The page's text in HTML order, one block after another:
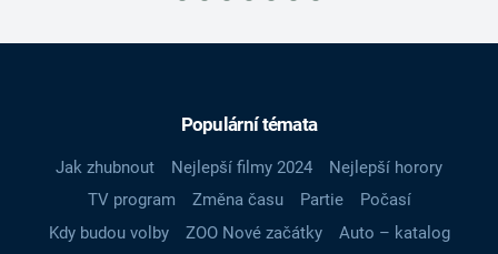
Populární témata
Jak zhubnout Nejlepší filmy 2024
Nejlepší horory
TV program
Změna času Partie
Počasí
Kdy budou volby
ZOO Nové začátky
Auto – katalog